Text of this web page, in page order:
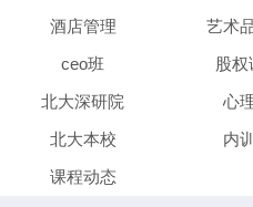
酒店管理
艺术
ceo班
股权
北大深研院
心
北大本校
内
课程动态